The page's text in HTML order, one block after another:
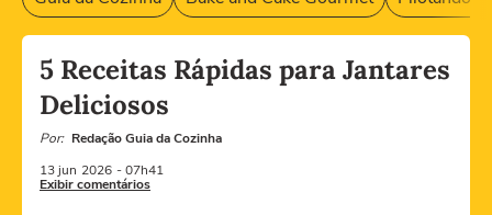
5 Receitas Rápidas para Jantares
Deliciosos
Por: Redação Guia da Cozinha
13 jun 2026 - 07h41
Exibir comentários